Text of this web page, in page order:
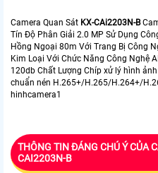
Camera Quan Sát KX-CAi2203N-B
Tín Độ Phân Giải 2.0 MP Sử Dụng
Hồng Ngoại 80m Với Trang Bị Công
Kim Loại Với Chức Năng Công Nghệ
120db Chất Lượng Chíp xử lý hình
chuẩn nén H.265+/H.265/H.264+/
hinhcamera1
THÔNG TIN ĐÁNG CHÚ Ý CỦA
CAI2203N-B